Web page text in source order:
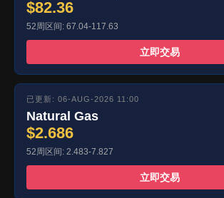
$82.36
52周区间: 67.04-117.63
立即交易
已更新: 06-AUG-2026 11:00
Natural Gas
$2.686
52周区间: 2.483-7.827
立即交易